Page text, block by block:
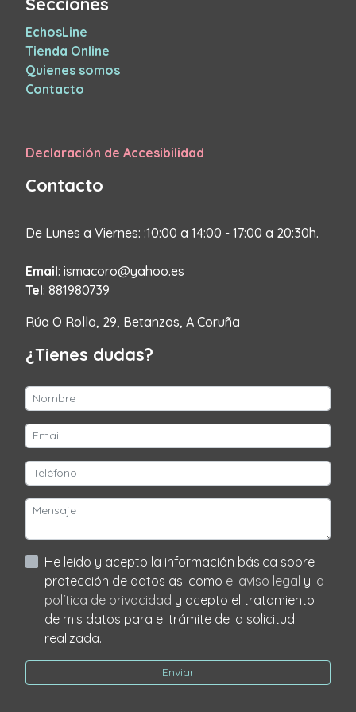
EchosLine
Tienda Online
Quienes somos
Contacto
Declaración de Accesibilidad
Contacto
De Lunes a Viernes: :10:00 a 14:00 - 17:00 a 20:30h.
Email: ismacoro@yahoo.es
Tel: 881980739
Rúa O Rollo, 29, Betanzos, A Coruña
¿Tienes dudas?
He leído y acepto la información básica sobre
protección de datos asi como el aviso legal y la
política de privacidad y acepto el tratamiento
de mis datos para el trámite de la solicitud
realizada.
Enviar